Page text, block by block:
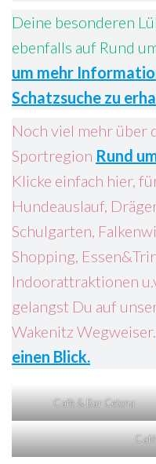
Deine besonderen
ebenfalls auf Rund
um mehr
Schatzsuche zu
Noch viel mehr über
Sportregion Rund
Klicke einfach hier,
Hundeauslauf,
Schulgarten,
Shopping,
Indoorattraktionen
gelangst Du auf
Wakenitz Wegweiser.
einen Blick.
Cafè & Bar Celona